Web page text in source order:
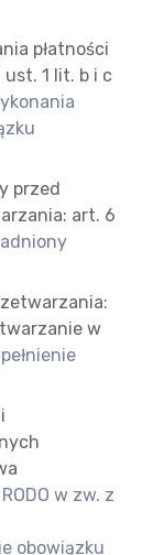
płatności
1 lit. b i c
przed
art. 6
w
w zw. z
obowiązku